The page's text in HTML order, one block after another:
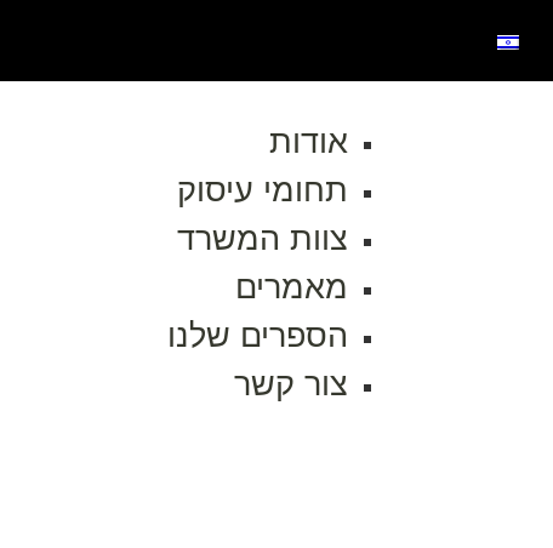
אודות
תחומי עיסוק
צוות המשרד
מאמרים
הספרים שלנו
צור קשר